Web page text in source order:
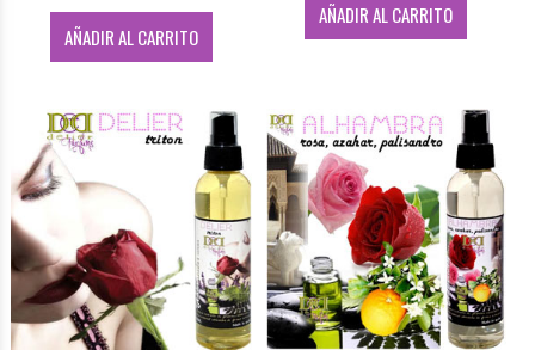
AÑADIR AL CARRITO
AÑADIR AL CARRITO